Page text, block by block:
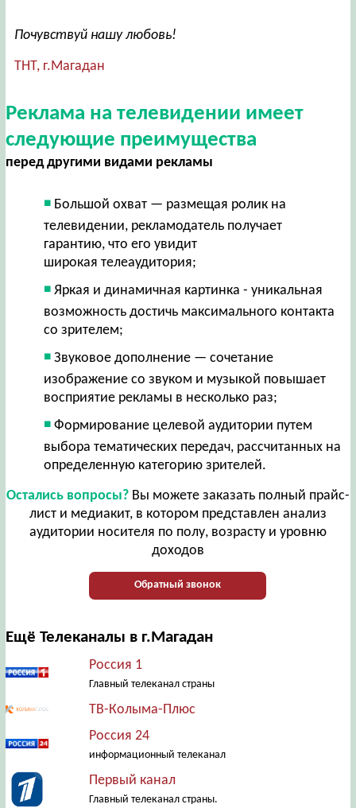
Почувствуй нашу любовь!
ТНТ, г.Магадан
Реклама на телевидении имеет
следующие преимущества
перед другими видами рекламы
Большой охват — размещая ролик на
телевидении, рекламодатель получает
гарантию, что его увидит
широкая телеаудитория;
Яркая и динамичная картинка - уникальная
возможность достичь максимального контакта
со зрителем;
Звуковое дополнение — сочетание
изображение со звуком и музыкой повышает
восприятие рекламы в несколько раз;
Формирование целевой аудитории путем
выбора тематических передач, рассчитанных на
определенную категорию зрителей.
Остались вопросы?Вы можете заказать полный прайс-
лист и медиакит, в котором представлен анализ
аудитории носителя по полу, возрасту и уровню
доходов
Обратный звонок
Ещё Телеканалы в г.Магадан
Россия 1
Главный телеканал страны
ТВ-Колыма-Плюс
Россия 24
информационный телеканал
Первый канал
Главный телеканал страны.